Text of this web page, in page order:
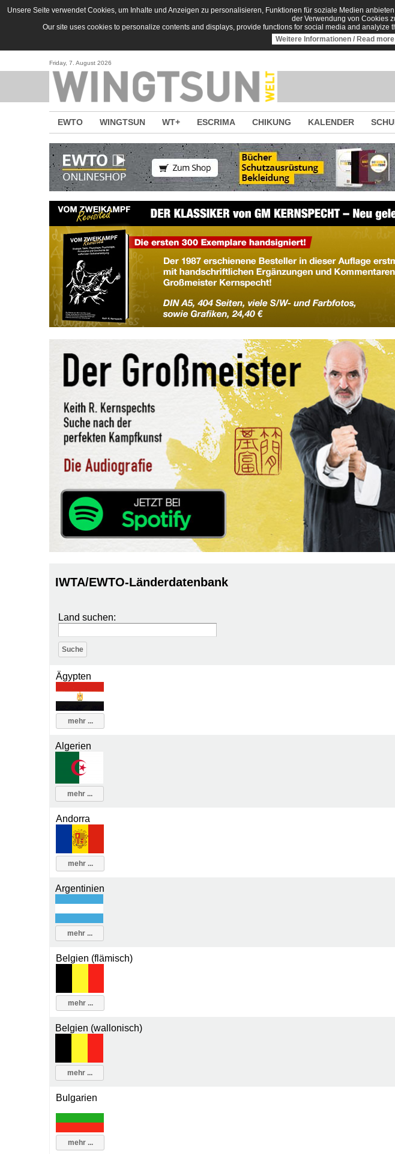
Direkt zum Inhalt
Unsere Seite verwendet Cookies, um Inhalte und Anzeigen zu personalisieren, Funktionen für soziale Medien
der Verwendung von Cookies
Our site uses cookies to personalize contents and displays, provide functions for social media and
Weitere Informationen / Read more
Friday, 7. August 2026
EWTO WINGTSUN WT+ ESCRIMA CHIKUNG KALENDER
IWTA/EWTO-Länderdatenbank
Land suchen:
Ägypten
mehr ...
Algerien
mehr ...
Andorra
mehr ...
Argentinien
mehr ...
Belgien (flämisch)
mehr ...
Belgien (wallonisch)
mehr ...
Bulgarien
mehr ...